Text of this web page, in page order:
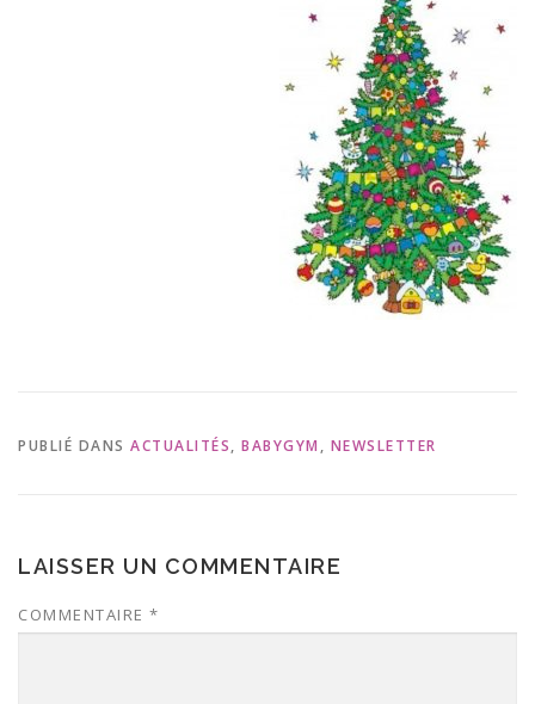
PUBLIÉ DANS ACTUALITÉS, BABYGYM , NEWSLETTER
LAISSER UN COMMENTAIRE
COMMENTAIRE *